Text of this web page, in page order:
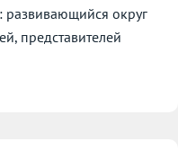
развивающийся округ
представителей